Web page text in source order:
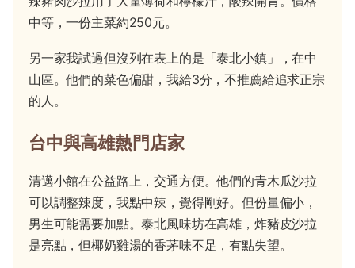
中等，一份主菜約250元。
另一家我試過但沒列在表上的是「泰北小鎮」，在中
山區。他們的菜色偏甜，我給3分，不推薦給追求正宗
的人。
台中與高雄熱門店家
清邁小館在公益路上，交通方便。他們的青木瓜沙拉
可以調整辣度，我點中辣，覺得剛好。但份量偏小，
男生可能需要加點。泰北風味坊在高雄，炸豬皮沙拉
是亮點，但椰奶雞湯的香茅味不足，有點失望。